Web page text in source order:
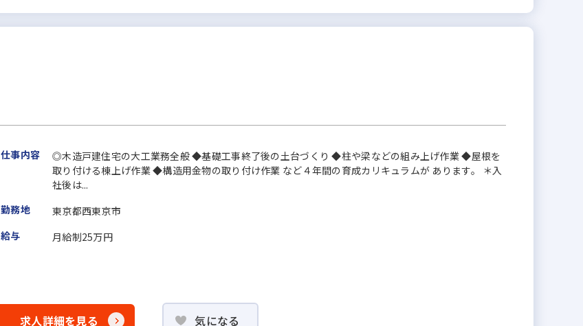
仕事内容
◎木造戸建住宅の大工業務全般 ◆基礎工事終了後の土台づくり ◆柱や梁などの組み上げ作業 ◆屋根を
取り付ける棟上げ作業 ◆構造用金物の取り付け作業 など４年間の育成カリキュラムが あります。 ＊入
社後は...
勤務地
東京都西東京市
給与
月給制25万円
求人詳細を見る 気になる